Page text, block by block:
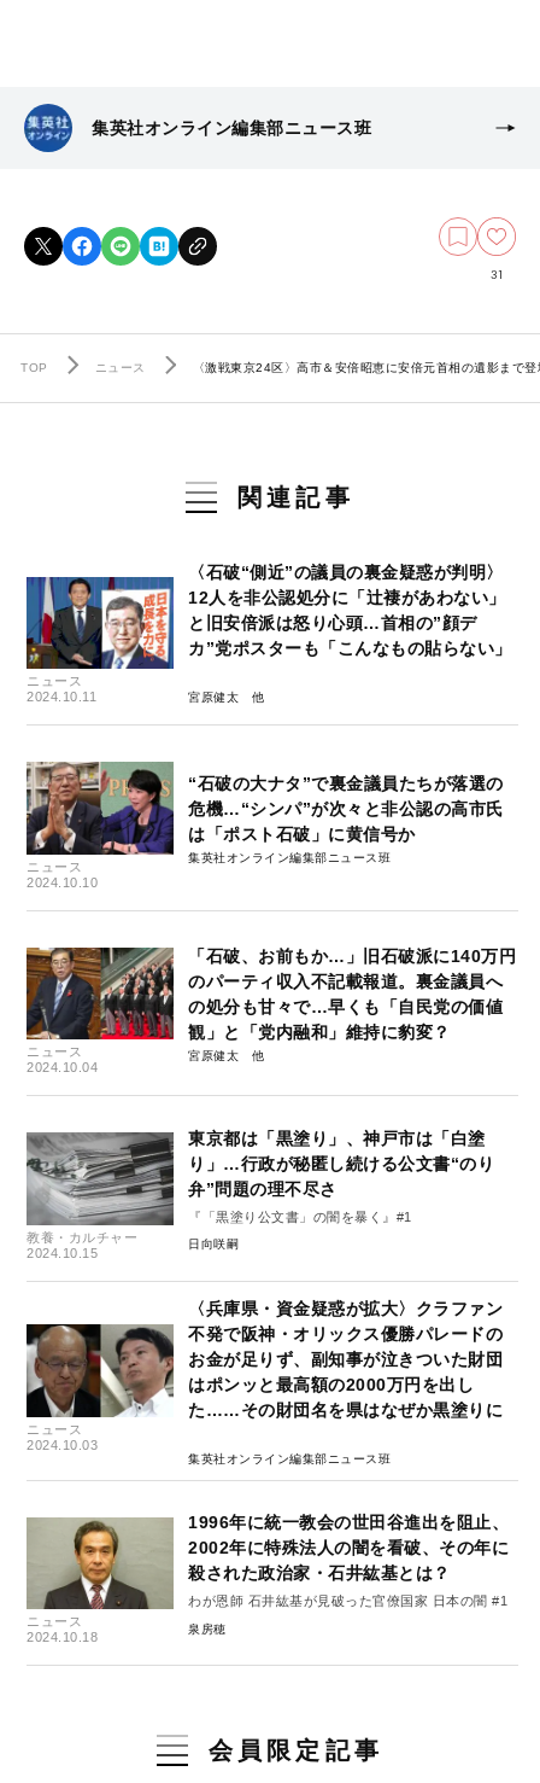
集英社オンライン編集部ニュース班
31
TOP ニュース 〈激戦東京24区〉高市＆安倍昭恵に安倍元首相の遺影まで
関連記事
ニュース
2024.10.11
〈石破“側近”の議員の裏金疑惑が判明〉
12人を非公認処分に「辻褄があわない」
と旧安倍派は怒り心頭…首相の”顔デ
カ”党ポスターも「こんなもの貼らない」
宮原健太
ニュース
2024.10.10
“石破の大ナタ”で裏金議員たちが落選の
危機…“シンパ”が次々と非公認の高市氏
は「ポスト石破」に黄信号か
集英社オンライン編集部ニュース班
ニュース
2024.10.04
「石破、お前もか…」旧石破派に140万円
のパーティ収入不記載報道。裏金議員へ
の処分も甘々で…早くも「自民党の価値
観」と「党内融和」維持に豹変？
宮原健太
教養・カルチャー
2024.10.15
東京都は「黒塗り」、神戸市は「白塗
り」…行政が秘匿し続ける公文書“のり
弁”問題の理不尽さ
『「黒塗り公文書」の闇を暴く』#1
日向咲嗣
ニュース
2024.10.03
〈兵庫県・資金疑惑が拡大〉クラファン
不発で阪神・オリックス優勝パレードの
お金が足りず、副知事が泣きついた財団
はポンッと最高額の2000万円を出し
た……その財団名を県はなぜか黒塗りに
集英社オンライン編集部ニュース班
ニュース
2024.10.18
1996年に統一教会の世田谷進出を阻止、
2002年に特殊法人の闇を看破、その年に
殺された政治家・石井紘基とは？
わが恩師 石井紘基が見破った官僚国家 日本の闇 #1
泉房穂
会員限定記事